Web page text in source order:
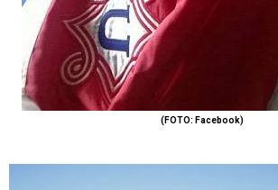
(FOTO: Facebook)